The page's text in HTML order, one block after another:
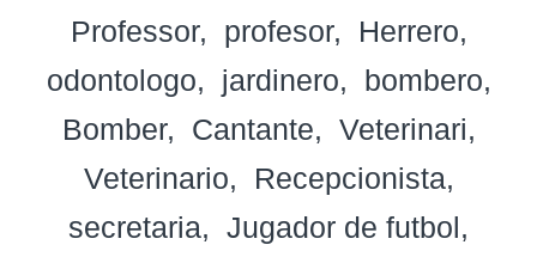
Professor
profesor
Herrero
odontologo
jardinero
bombero
Bomber
Cantante
Veterinari
Veterinario
Recepcionista
secretaria
Jugador de futbol